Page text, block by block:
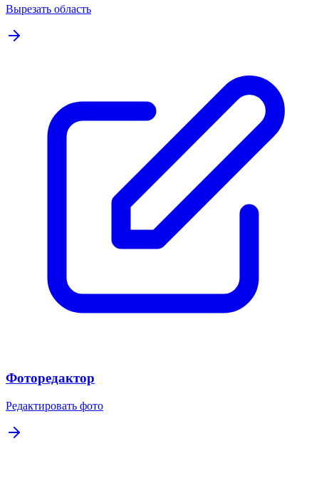
Вырезать область
Фоторедактор
Редактировать фото